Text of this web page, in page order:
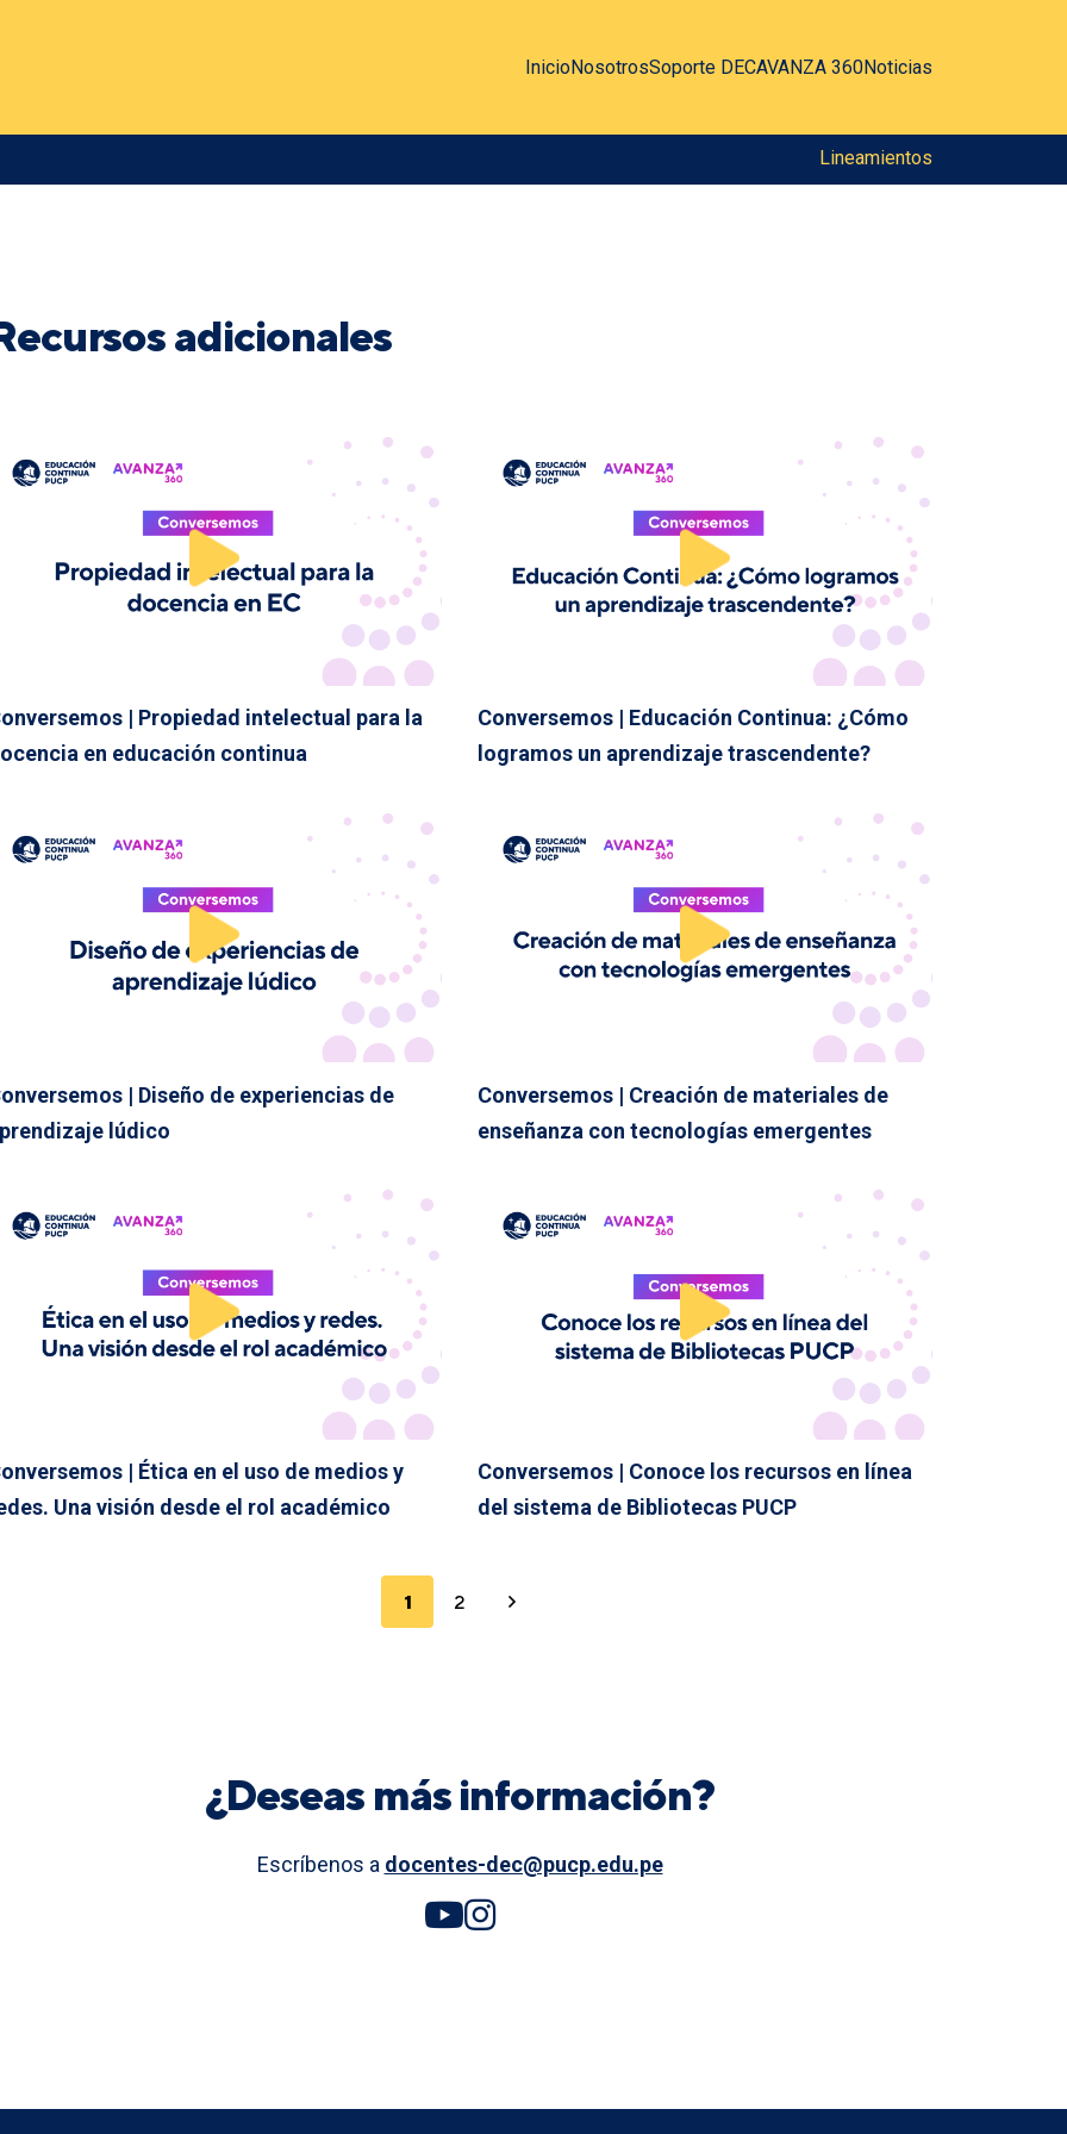
InicioNosotrosSoporte DECAVANZA 360Noticias
Lineamientos
adicionales
| Propiedad intelectual para la
en educación continua
Conversemos | Educación Continua: ¿Cómo
logramos un aprendizaje trascendente?
| Diseño de experiencias de
lúdico
Conversemos | Creación de materiales de
enseñanza con tecnologías emergentes
| Ética en el uso de medios y
Una visión desde el rol académico
Conversemos | Conoce los recursos en línea
del sistema de Bibliotecas PUCP
1 2
¿Deseas más información?
Escríbenos a docentes-dec@pucp.edu.pe